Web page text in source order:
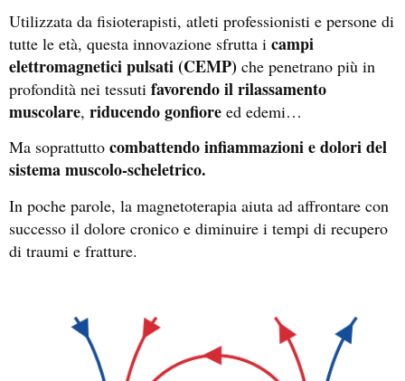
Utilizzata da fisioterapisti, atleti professionisti e persone di
tutte le età, questa innovazione sfrutta i campi
elettromagnetici pulsati (CEMP) che penetrano più in
profondità nei tessuti favorendo il rilassamento
muscolare, riducendo gonfiore ed edemi…
Ma soprattutto combattendo infiammazioni e dolori del
sistema muscolo-scheletrico.
In poche parole, la magnetoterapia aiuta ad affrontare con
successo il dolore cronico e diminuire i tempi di recupero
di traumi e fratture.